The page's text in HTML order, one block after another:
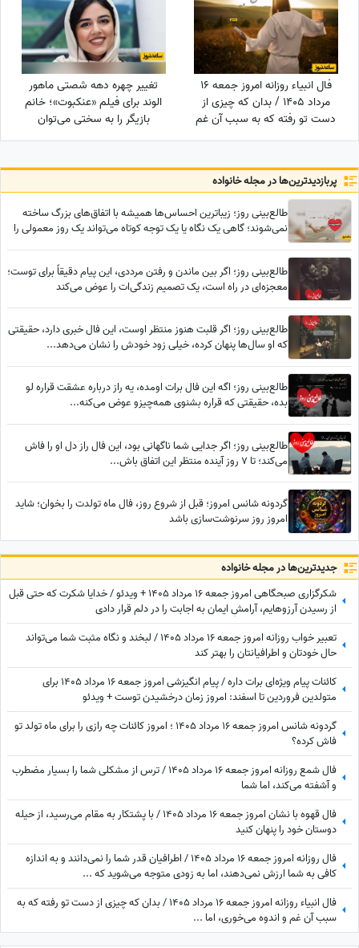
فال انبیاء روزانه امروز جمعه 16
مرداد 1405 / بدان که چیزی از
دست تو رفته که به سبب آن غم
و اندوه می‌خوری، اما ...
تغییر چهره دهه شصتی ماهور
الوند برای فیلم «عنکبوت»؛ خانم
بازیگر را به سختی می‌توان
شناخت + عکس
پربازدید‌ترین‌ها در مجله خانواده
طالع‌بینی روز؛ زیباترین احساس‌ها همیشه با اتفاق‌های بزرگ ساخته
نمی‌شوند؛ گاهی یک نگاه یا یک توجه کوتاه می‌تواند یک روز معمولی را
طالع‌بینی روز؛ اگر بین ماندن و رفتن مرددی، این پیام دقیقاً برای توست؛
معجزه‌ای در راه است، یک تصمیم زندگی‌ات را عوض می‌کند
طالع‌بینی روز؛ اگر قلبت هنوز منتظر اوست، این فال خبری دارد، حقیقتی
که او سال‌ها پنهان کرده، خیلی زود خودش را نشان می‌دهد...
طالع‌بینی روز؛ اگه این فال برات اومده، یه راز درباره عشقت قراره لو
بده، حقیقتی که قراره بشنوی همه‌چیزو عوض می‌کنه...
طالع‌بینی روز؛ اگر جدایی شما ناگهانی بود، این فال راز دل او را فاش
می‌کند؛ تا 7 روز آینده منتظر این اتفاق باش...
گردونه شانس امروز؛ قبل از شروع روز، فال ماه تولدت را بخوان؛ شاید
امروز روز سرنوشت‌سازی باشد
جدید‌ترین‌ها در مجله خانواده
شکرگزاری صبحگاهی امروز جمعه 16 مرداد 1405 + ویدئو / خدایا شکرت که حتی قبل
از رسیدن آرزوهایم، آرامشِ ایمان به اجابت را در دلم قرار دادی
تعبیر خواب روزانه امروز جمعه 16 مرداد 1405 / لبخند و نگاه مثبت شما می‌تواند
حال خودتان و اطرافیانتان را بهتر کند
کائنات پیام ویژه‌ای برات داره / پیام انگیزشی امروز جمعه 16 مرداد 1405 برای
متولدین فروردین تا اسفند: امروز زمان درخشیدن توست + ویدئو
گردونه شانس امروز جمعه 16 مرداد 1405 ؛ امروز کائنات چه رازی را برای ماه تولد تو
فاش کرده؟
فال شمع روزانه امروز جمعه 16 مرداد 1405 / ترس از مشکلی شما را بسیار مضطرب
و آشفته می‌کند، اما شما
فال قهوه با نشان امروز جمعه 16 مرداد 1405 / با پشتکار به مقام می‌رسید، از حیله
دوستان خود را پنهان کنید
فال روزانه امروز جمعه 16 مرداد 1405 / اطرافیان قدر شما را نمی‌دانند و به اندازه
کافی به شما ارزش نمی‌دهند، اما به زودی متوجه می‌شوید که ...
فال انبیاء روزانه امروز جمعه 16 مرداد 1405 / بدان که چیزی از دست تو رفته که به
سبب آن غم و اندوه می‌خوری، اما ...